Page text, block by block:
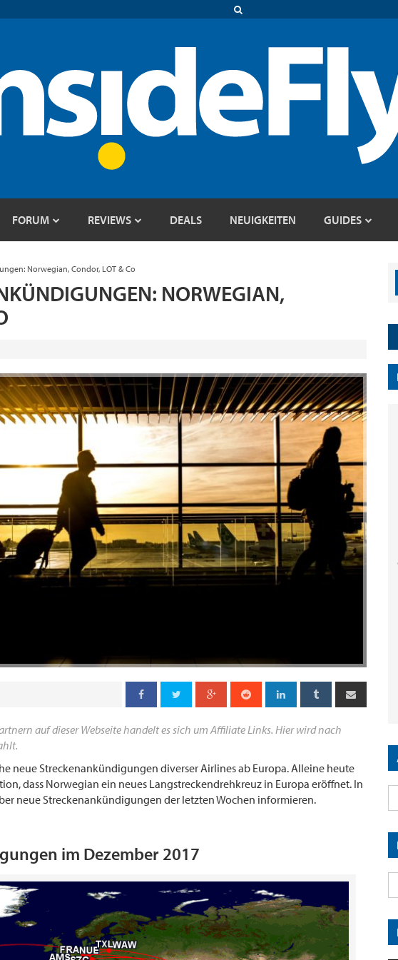
FORUM REVIEWS DEALS NEUIGKEITEN GUIDES
Norwegian, Condor, LOT & Co
NORWEGIAN,
auf dieser Webseite handelt es sich um Affiliate Links. Hier wird nach
neue Streckenankündigungen diverser Airlines ab Europa. Alleine heute
dass Norwegian ein neues Langstreckendrehkreuz in Europa eröffnet. In
neue Streckenankündigungen der letzten Wochen informieren.
im Dezember 2017